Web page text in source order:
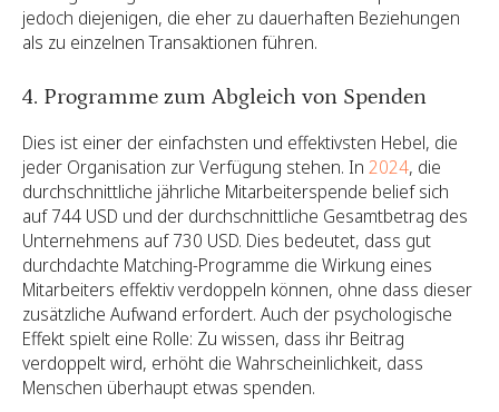
jedoch diejenigen, die eher zu dauerhaften Beziehungen
als zu einzelnen Transaktionen führen.
4. Programme zum Abgleich von Spenden
Dies ist einer der einfachsten und effektivsten Hebel, die
jeder Organisation zur Verfügung stehen. In 2024, die
durchschnittliche jährliche Mitarbeiterspende belief sich
auf 744 USD und der durchschnittliche Gesamtbetrag des
Unternehmens auf 730 USD. Dies bedeutet, dass gut
durchdachte Matching-Programme die Wirkung eines
Mitarbeiters effektiv verdoppeln können, ohne dass dieser
zusätzliche Aufwand erfordert. Auch der psychologische
Effekt spielt eine Rolle: Zu wissen, dass ihr Beitrag
verdoppelt wird, erhöht die Wahrscheinlichkeit, dass
Menschen überhaupt etwas spenden.